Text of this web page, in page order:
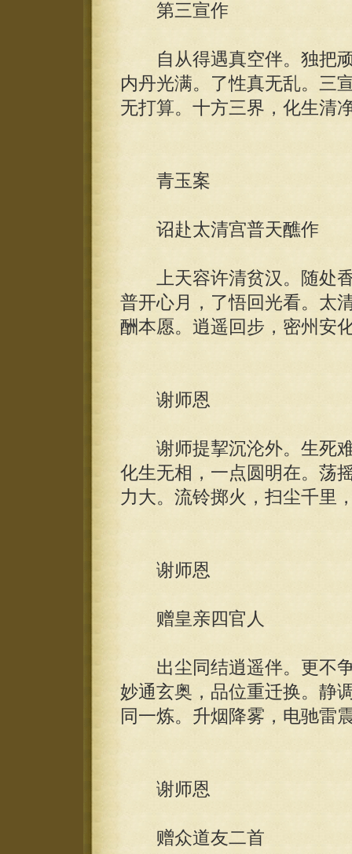
第三宣作
自从得遇真空伴。独把顽
内丹光满。了性真无乱。三
无打算。十方三界，化生清
青玉案
诏赴太清宫普天醮作
上天容许清贫汉。随处香
普开心月，了悟回光看。太
酬本愿。逍遥回步，密州安
谢师恩
谢师提挈沉沦外。生死难
化生无相，一点圆明在。荡
力大。流铃掷火，扫尘千里
谢师恩
赠皇亲四官人
出尘同结逍遥伴。更不争
妙通玄奥，品位重迁换。静
同一炼。升烟降雾，电驰雷
谢师恩
赠众道友二首